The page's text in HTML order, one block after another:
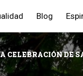
Blog
CELEBRACIÓN DE